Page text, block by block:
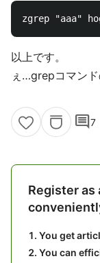
以上です。
ぇ…grepコマンド
comment7
Register as
You get
You can